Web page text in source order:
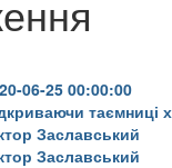
06-25 00:00:00
таємниці
Заславський
Заславський